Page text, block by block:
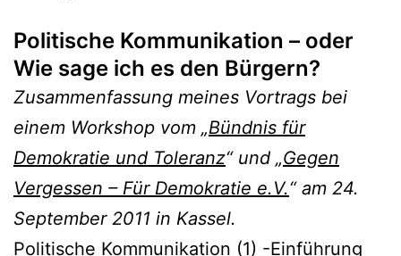
Politische Kommunikation – oder
Wie sage ich es den Bürgern?
Zusammenfassung meines Vortrags bei
einem Workshop vom „Bündnis für
Demokratie und Toleranz“ und „Gegen
Vergessen – Für Demokratie e.V.“ am 24.
September 2011 in Kassel.
Politische Kommunikation (1) -Einführung